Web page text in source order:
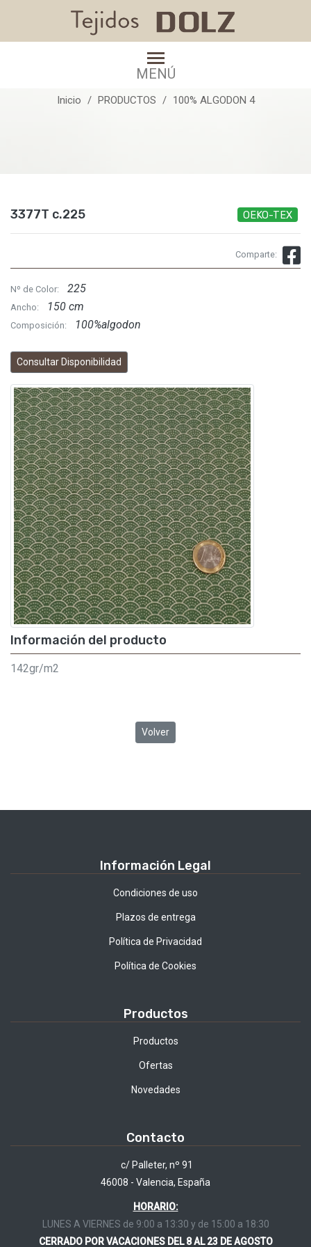
MENÚ
3377T c.225
Inicio PRODUCTOS 100% ALGODON 4
3377T c.225 OEKO-TEX
Comparte:
Nº de Color: 225
Ancho: 150 cm
Composición: 100%algodon
Consultar Disponibilidad
Información del producto
142gr/m2
Volver
Información Legal
Condiciones de uso
Plazos de entrega
Política de Privacidad
Política de Cookies
Productos
Productos
Ofertas
Novedades
Contacto
c/ Palleter, nº 91
46008 - Valencia, España
HORARIO:
LUNES A VIERNES de 9:00 a 13:30 y de 15:00 a 18:30
CERRADO POR VACACIONES DEL 8 AL 23 DE AGOSTO